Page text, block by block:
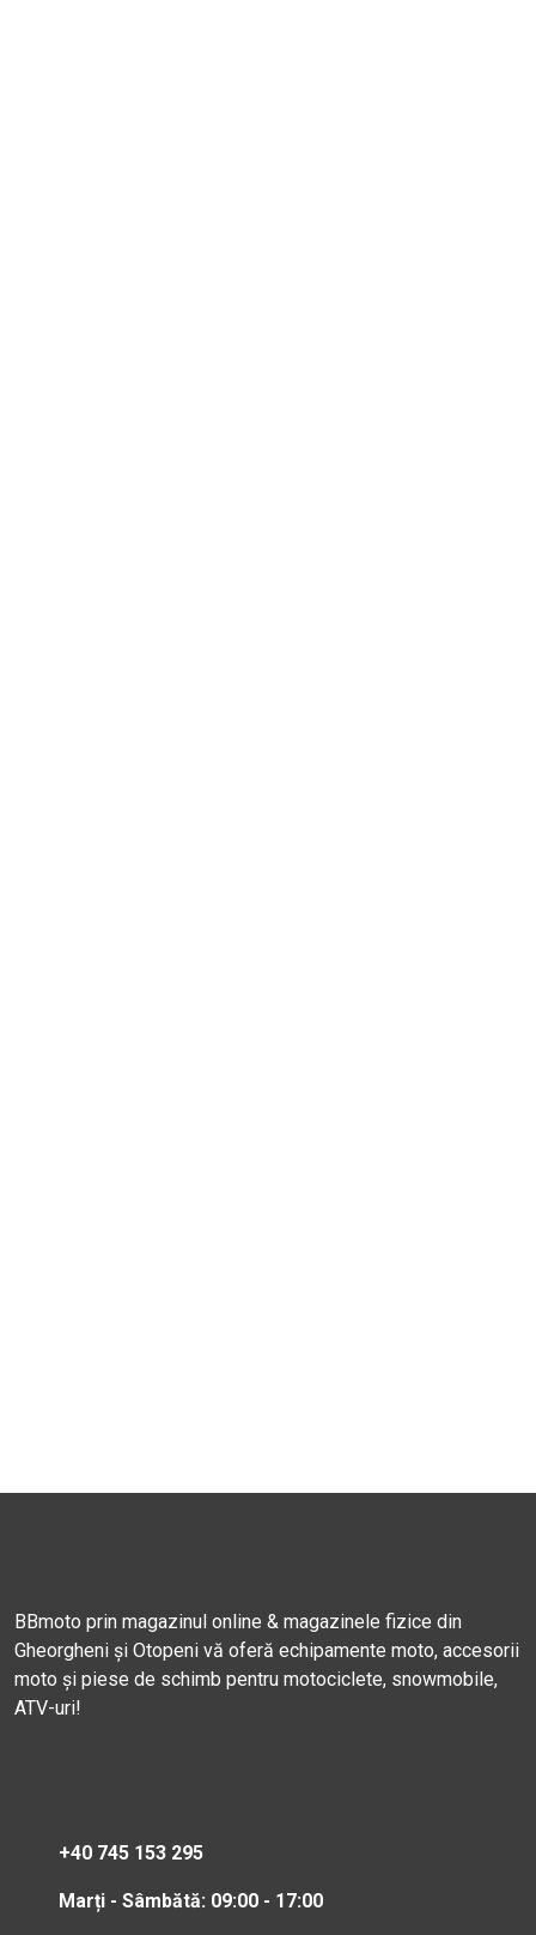
BBmoto prin magazinul online & magazinele fizice din
Gheorgheni și Otopeni vă oferă echipamente moto, accesorii
moto și piese de schimb pentru motociclete, snowmobile,
ATV-uri!
+40 745 153 295
Marți - Sâmbătă: 09:00 - 17:00